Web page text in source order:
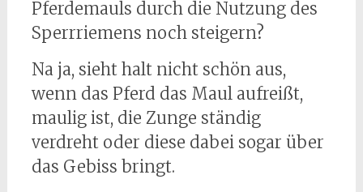
Pferdemauls durch die Nutzung des
Sperrriemens noch steigern?
Na ja, sieht halt nicht schön aus,
wenn das Pferd das Maul aufreißt,
maulig ist, die Zunge ständig
verdreht oder diese dabei sogar über
das Gebiss bringt.